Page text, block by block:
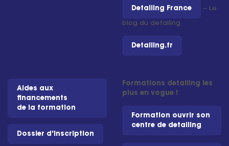
Detailing France – Le
blog du detailing
Detailing.fr
Aides aux
financements
de la formation
Dossier d'inscription
Formations detailing les
plus en vogue !
Formation ouvrir son
centre de detailing